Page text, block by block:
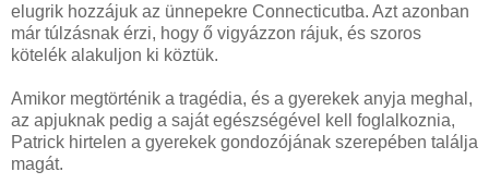
elugrik hozzájuk az ünnepekre Connecticutba. Azt azonban
már túlzásnak érzi, hogy ő vigyázzon rájuk, és szoros
kötelék alakuljon ki köztük.
Amikor megtörténik a tragédia, és a gyerekek anyja meghal,
az apjuknak pedig a saját egészségével kell foglalkoznia,
Patrick hirtelen a gyerekek gondozójának szerepében találja
magát.